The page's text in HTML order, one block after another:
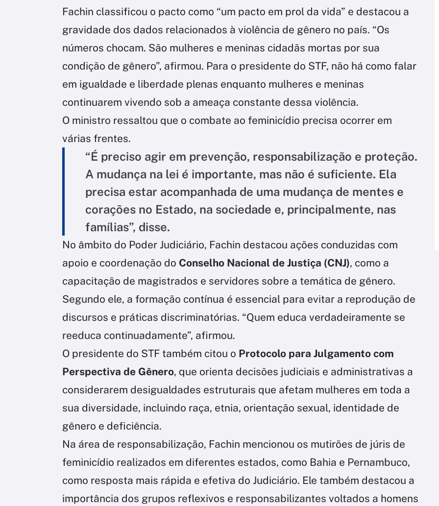
Fachin classificou o pacto como “um pacto em prol da vida” e destacou a
gravidade dos dados relacionados à violência de gênero no país. “Os
números chocam. São mulheres e meninas cidadãs mortas por sua
condição de gênero”, afirmou. Para o presidente do STF, não há como falar
em igualdade e liberdade plenas enquanto mulheres e meninas
continuarem vivendo sob a ameaça constante dessa violência.
O ministro ressaltou que o combate ao feminicídio precisa ocorrer em
várias frentes.
“É preciso agir em prevenção, responsabilização e proteção.
A mudança na lei é importante, mas não é suficiente. Ela
precisa estar acompanhada de uma mudança de mentes e
corações no Estado, na sociedade e, principalmente, nas
famílias”, disse.
No âmbito do Poder Judiciário, Fachin destacou ações conduzidas com
apoio e coordenação do Conselho Nacional de Justiça (CNJ), como a
capacitação de magistrados e servidores sobre a temática de gênero.
Segundo ele, a formação contínua é essencial para evitar a reprodução de
discursos e práticas discriminatórias. “Quem educa verdadeiramente se
reeduca continuadamente”, afirmou.
O presidente do STF também citou o Protocolo para Julgamento com
Perspectiva de Gênero, que orienta decisões judiciais e administrativas a
considerarem desigualdades estruturais que afetam mulheres em toda a
sua diversidade, incluindo raça, etnia, orientação sexual, identidade de
gênero e deficiência.
Na área de responsabilização, Fachin mencionou os mutirões de júris de
feminicídio realizados em diferentes estados, como Bahia e Pernambuco,
como resposta mais rápida e efetiva do Judiciário. Ele também destacou a
importância dos grupos reflexivos e responsabilizantes voltados a homens